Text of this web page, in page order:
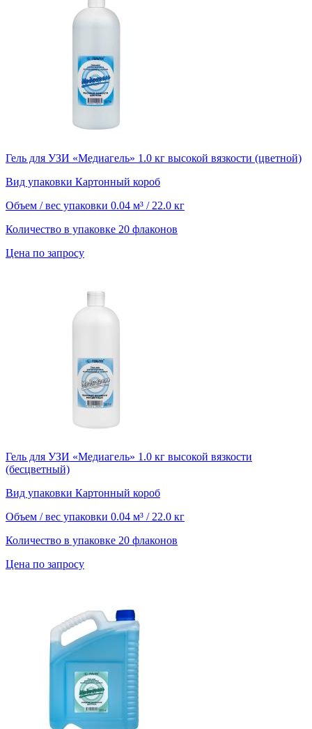
Гель для УЗИ «Медиагель» 1.0 кг высокой вязкости (цветной)
Вид упаковки Картонный короб
Объем / вес упаковки 0.04 м³ / 22.0 кг
Количество в упаковке 20 флаконов
Цена по запросу
Гель для УЗИ «Медиагель» 1.0 кг высокой вязкости
(бесцветный)
Вид упаковки Картонный короб
Объем / вес упаковки 0.04 м³ / 22.0 кг
Количество в упаковке 20 флаконов
Цена по запросу